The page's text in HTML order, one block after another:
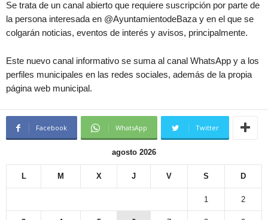
Se trata de un canal abierto que requiere suscripción por parte de
la persona interesada en @AyuntamientodeBaza y en el que se
colgarán noticias, eventos de interés y avisos, principalmente.
Este nuevo canal informativo se suma al canal WhatsApp y a los
perfiles municipales en las redes sociales, además de la propia
página web municipal.
Facebook WhatsApp Twitter
agosto 2026
L M X J V S D
1 2